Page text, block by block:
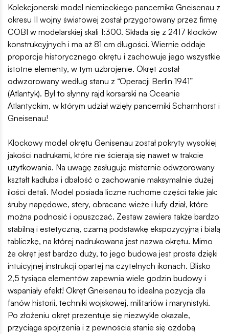
Kolekcjonerski model niemieckiego pancernika Gneisenau z
okresu II wojny światowej został przygotowany przez firmę
COBI w modelarskiej skali 1:300. Składa się z 2417 klocków
konstrukcyjnych i ma aż 81 cm długości. Wiernie oddaje
proporcje historycznego okrętu i zachowuje jego wszystkie
istotne elementy, w tym uzbrojenie. Okręt został
odwzorowany według stanu z “Operacji Berlin 1941”
(Atlantyk). Był to słynny rajd korsarski na Oceanie
Atlantyckim, w którym udział wzięły pancerniki Scharnhorst i
Gneisenau!
Klockowy model okrętu Genisenau został pokryty wysokiej
jakości nadrukami, które nie ścierają się nawet w trakcie
użytkowania. Na uwagę zasługuje misternie odwzorowany
kształt kadłuba i dbałość o zachowanie maksymalnie dużej
ilości detali. Model posiada liczne ruchome części takie jak:
śruby napędowe, stery, obracane wieże i lufy dział, które
można podnosić i opuszczać. Zestaw zawiera także bardzo
stabilną i estetyczną, czarną podstawkę ekspozycyjną i białą
tabliczkę, na której nadrukowana jest nazwa okrętu. Mimo
że okręt jest bardzo duży, to jego budowa jest prosta dzięki
intuicyjnej instrukcji opartej na czytelnych ikonach. Blisko
2,5 tysiąca elementów zapewnia wiele godzin budowy i
wspaniały efekt! Okręt Gneisenau to idealna pozycja dla
fanów historii, techniki wojskowej, militariów i marynistyki.
Po złożeniu okręt prezentuje się niezwykle okazale,
przyciąga spojrzenia i z pewnością stanie się ozdobą